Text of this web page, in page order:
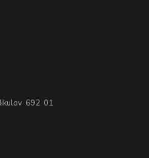
692 01